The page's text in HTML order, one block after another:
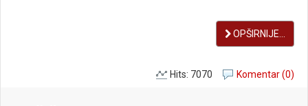
OPŠIRNIJE...
Komentar (0)
Hits: 7070